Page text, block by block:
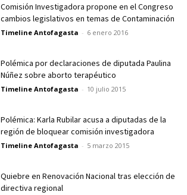
Comisión Investigadora propone en el Congreso
cambios legislativos en temas de Contaminación
Timeline Antofagasta - 6 enero 2016
Polémica por declaraciones de diputada Paulina
Núñez sobre aborto terapéutico
Timeline Antofagasta - 10 julio 2015
Polémica: Karla Rubilar acusa a diputadas de la
región de bloquear comisión investigadora
Timeline Antofagasta - 5 marzo 2015
Quiebre en Renovación Nacional tras elección de
directiva regional